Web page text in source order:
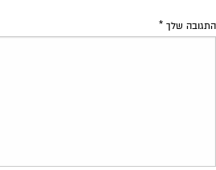
התגובה שלך *